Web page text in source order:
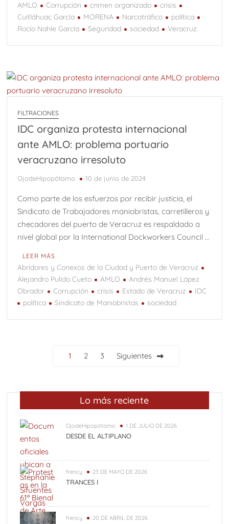
AMLO Corrupción crimen organizado
crisis
Cuitláhuac García
MORENA Narcotráfico
política
Rocío Nahle García
Seguridad sociedad Veracruz
FILTRACIONES
IDC organiza protesta internacional
ante AMLO: problema portuario
veracruzano irresoluto
OjodeHipopótamo 10 de junio de 2024
Como parte de los esfuerzos por recibir justicia, el
Sindicato de Trabajadores maniobristas, carretilleros y
checadores del puerto de Veracruz es respaldado a
nivel global por la International Dockworkers Council …
LEER MÁS
Abridores y Conexos de la Ciudad y Puerto de Veracruz
Alejandro Pulido Cueto
AMLO
Andrés Manuel López
Obrador
Corrupción crisis Estado de Veracruz
IDC
política
Sindicato de Maniobristas sociedad
Paginación
entradas
1 2 3 Siguientes
Lo más reciente
OjodeHipopótamo 1 DE JULIO DE 2026
DESDE EL ALTIPLANO
frency 23 DE MAYO DE 2026
TRANCES I
frency 20 DE ABRIL DE 2026